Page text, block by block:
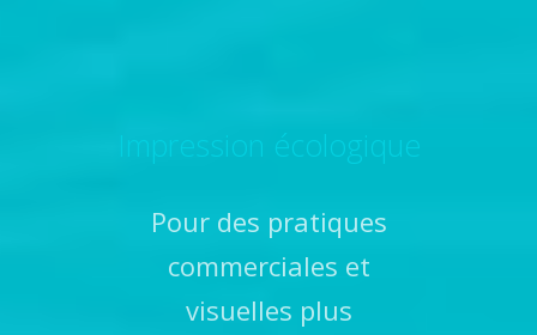
Impression écologique
Pour des pratiques
commerciales et
visuelles plus